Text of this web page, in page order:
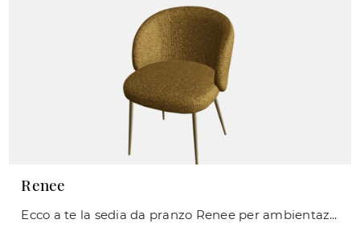
Renee
Ecco a te la sedia da pranzo Renee per ambientazioni moderne, tra le più esclusive Sedie fisse di Zamagna.